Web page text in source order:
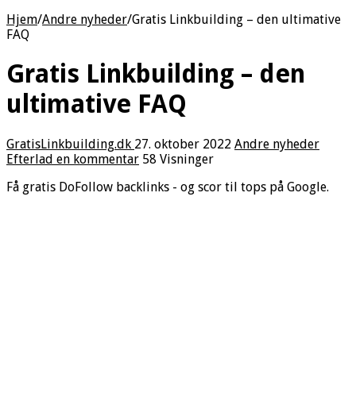
Hjem/Andre nyheder/Gratis Linkbuilding – den ultimative
FAQ
Gratis Linkbuilding – den
ultimative FAQ
GratisLinkbuilding.dk 27. oktober 2022 Andre nyheder
Efterlad en kommentar 58 Visninger
Få gratis DoFollow backlinks - og scor til tops på Google.